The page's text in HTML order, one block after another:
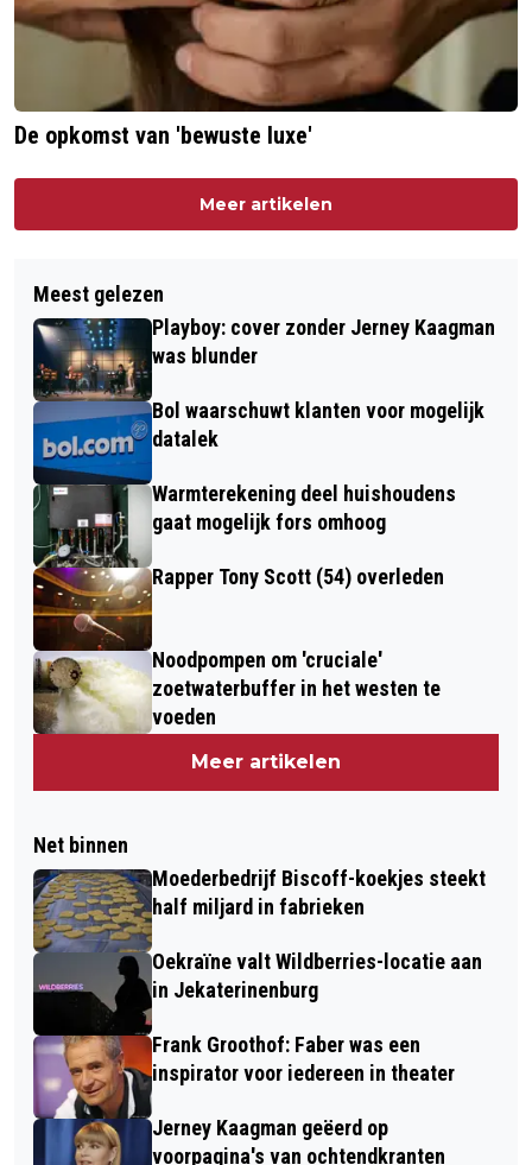
De opkomst van 'bewuste luxe'
Meer artikelen
Meest gelezen
Playboy: cover zonder Jerney Kaagman
was blunder
Bol waarschuwt klanten voor mogelijk
datalek
Warmterekening deel huishoudens
gaat mogelijk fors omhoog
Rapper Tony Scott (54) overleden
Noodpompen om 'cruciale'
zoetwaterbuffer in het westen te
voeden
Meer artikelen
Net binnen
Moederbedrijf Biscoff-koekjes steekt
half miljard in fabrieken
Oekraïne valt Wildberries-locatie aan
in Jekaterinenburg
Frank Groothof: Faber was een
inspirator voor iedereen in theater
Jerney Kaagman geëerd op
voorpagina's van ochtendkranten